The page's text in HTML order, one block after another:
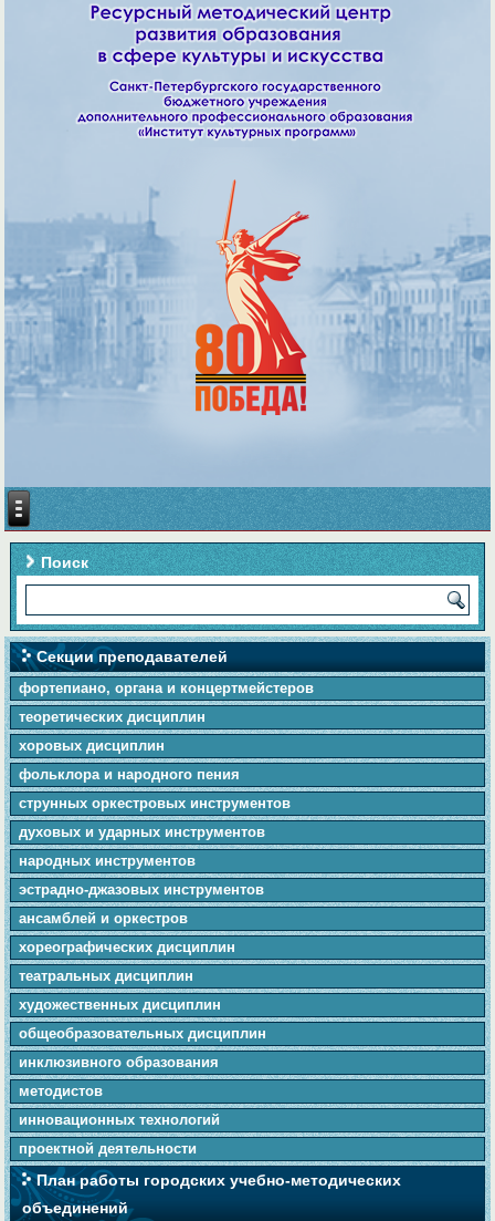
Поиск
Секции преподавателей
фортепиано, органа и концертмейстеров
теоретических дисциплин
хоровых дисциплин
фольклора и народного пения
cтpунныx оркестровых инструментов
духовых и ударных инструментов
народных инструментов
эстрадно-джазовых инструментов
ансамблей и оркестров
хореографических дисциплин
театральных дисциплин
художественных дисциплин
общеобразовательных дисциплин
инклюзивного образования
методистов
инновационных технологий
проектной деятельности
План работы городских учебно-методических
объединений